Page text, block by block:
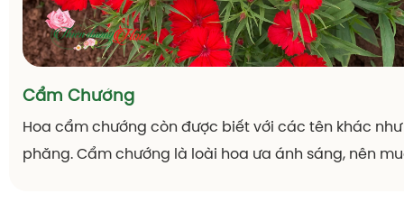
Cẩm Chướng
Hoa cẩm chướng còn được biết với các tên khác
phăng. Cẩm chướng là loài hoa ưa ánh sáng, nên